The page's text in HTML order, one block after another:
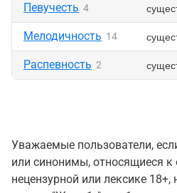
Певучесть 4
Мелодичность 14
Распевность 2
Уважаемые пользователи,
или синонимы, относящиеся к
нецензурной или лексике